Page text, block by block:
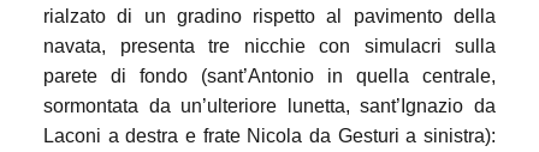
rialzato di un gradino rispetto al pavimento della
navata, presenta tre nicchie con simulacri sulla
parete di fondo (sant’Antonio in quella centrale,
sormontata da un’ulteriore lunetta, sant’Ignazio da
Laconi a destra e frate Nicola da Gesturi a sinistra):